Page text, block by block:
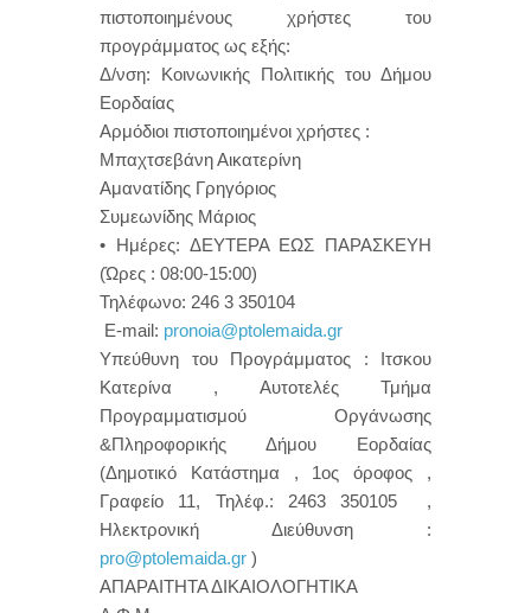
πιστοποιημένους χρήστες του
προγράμματος ως εξής:
Δ/νση: Κοινωνικής Πολιτικής του Δήμου
Εορδαίας
Αρμόδιοι πιστοποιημένοι χρήστες :
Μπαχτσεβάνη Αικατερίνη
Αμανατίδης Γρηγόριος
Συμεωνίδης Μάριος
• Ημέρες: ΔΕΥΤΕΡΑ ΕΩΣ ΠΑΡΑΣΚΕΥΗ
(Ώρες : 08:00-15:00)
Τηλέφωνο: 246 3 350104
Ε-mail: pronoia@ptolemaida.gr
Υπεύθυνη του Προγράμματος : Ιτσκου
Κατερίνα , Αυτοτελές Τμήμα
Προγραμματισμού Οργάνωσης
&Πληροφορικής Δήμου Εορδαίας
(Δημοτικό Κατάστημα , 1ος όροφος ,
Γραφείο 11, Τηλέφ.: 2463 350105 ,
Ηλεκτρονική Διεύθυνση :
pro@ptolemaida.gr )
ΑΠΑΡΑΙΤΗΤΑ ΔΙΚΑΙΟΛΟΓΗΤΙΚΑ